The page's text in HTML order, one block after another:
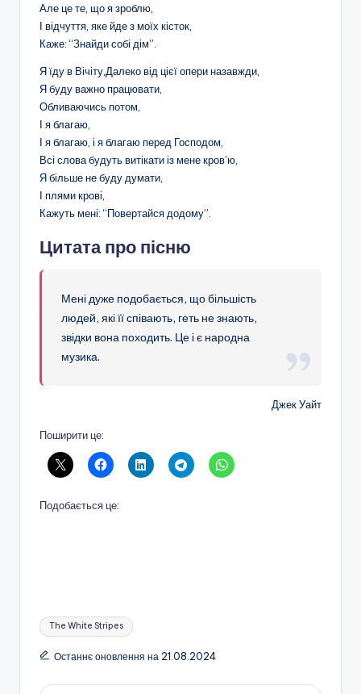
Але це те, що я зроблю,
І відчуття, яке йде з моїх кісток,
Каже: “Знайди собі дім”.
Я їду в Вічіту,Далеко від цієї опери назавжди,
Я буду важно працювати,
Обливаючись потом,
І я благаю,
І я благаю, і я благаю перед Господом,
Всі слова будуть витікати із мене кров’ю,
Я більше не буду думати,
І плями крові,
Кажуть мені: “Повертайся додому”.
Цитата про пісню
Мені дуже подобається, що більшість
людей, які її співають, геть не знають,
звідки вона походить. Це і є народна
музика.
Джек Уайт
Поширити це:
Подобається це:
Позначки:
The White Stripes
Останнє оновлення на 21.08.2024